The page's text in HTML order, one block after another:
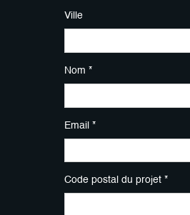
Ville
Nom *
Email *
Code postal du projet *